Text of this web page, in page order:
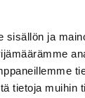
sisällön ja
tietoja muihin
helposti